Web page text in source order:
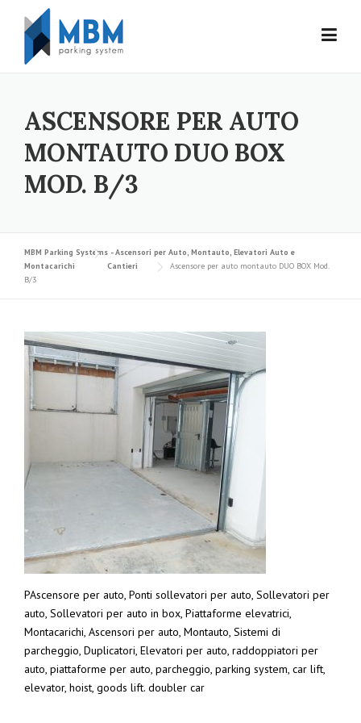
Skip to content
ASCENSORE PER AUTO
MONTAUTO DUO BOX
MOD. B/3
MBM Parking Systems - Ascensori per Auto, Montauto, Elevatori Auto e
Montacarichi
Cantieri
Ascensore per auto montauto DUO BOX Mod.
B/3
PAscensore per auto, Ponti sollevatori per auto, Sollevatori per
auto, Sollevatori per auto in box, Piattaforme elevatrici,
Montacarichi, Ascensori per auto, Montauto, Sistemi di
parcheggio, Duplicatori, Elevatori per auto, raddoppiatori per
auto, piattaforme per auto, parcheggio, parking system, car lift,
elevator, hoist, goods lift. doubler car